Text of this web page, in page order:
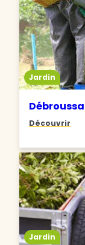
Jardin
Découvrir
Jardin